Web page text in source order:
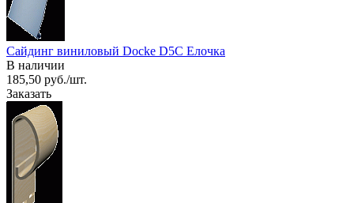
Сайдинг виниловый Docke D5C Елочка
В наличии
185,50 руб./шт.
Заказать